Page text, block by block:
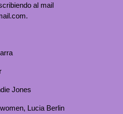
al mail
Jones
Lucia Berlin